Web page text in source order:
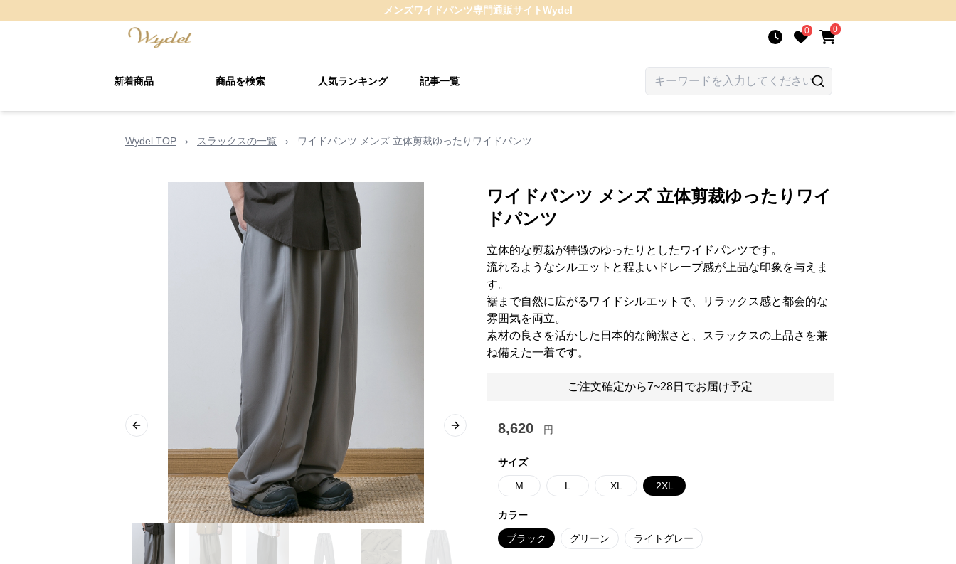
メンズワイドパンツ専門通販サイトWydel
0 0
新着商品 商品を検索 人気ランキング 記事一覧
Wydel TOP › スラックスの一覧 › ワイドパンツ メンズ 立体剪裁ゆったりワイドパンツ
Previous slide Next slide
ワイドパンツ メンズ 立体剪裁ゆったりワイ
ドパンツ
立体的な剪裁が特徴のゆったりとしたワイドパンツです。
流れるようなシルエットと程よいドレープ感が上品な印象を与えま
す。
裾まで自然に広がるワイドシルエットで、リラックス感と都会的な
雰囲気を両立。
素材の良さを活かした日本的な簡潔さと、スラックスの上品さを兼
ね備えた一着です。
ご注文確定から7~28日でお届け予定
8,620 円
サイズ
M L XL 2XL
カラー
ブラック グリーン ライトグレー